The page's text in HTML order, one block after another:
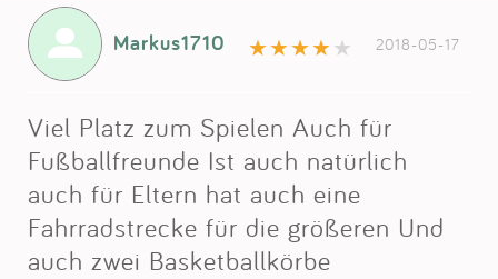
Markus1710 2018-05-17
Viel Platz zum Spielen Auch für
Fußballfreunde Ist auch natürlich
auch für Eltern hat auch eine
Fahrradstrecke für die größeren Und
auch zwei Basketballkörbe